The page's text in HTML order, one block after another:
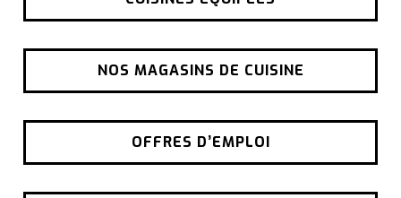
NOS MAGASINS DE CUISINE
OFFRES D’EMPLOI